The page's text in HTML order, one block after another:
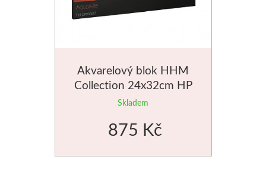
Akvarelový blok HHM
Collection 24x32cm HP
640g
Skladem
875 Kč